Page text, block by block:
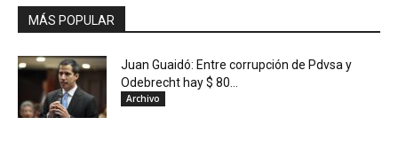
MÁS POPULAR
Juan Guaidó: Entre corrupción de Pdvsa y
Odebrecht hay $ 80...
Archivo